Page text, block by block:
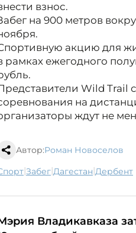
взнос.
на 900 метров
акцию для
рамках ежегодного
Wild Trail
на
ждут не
Автор:Роман Новоселов
спорт| забег| Дагестан| Дербент
Владикавказа